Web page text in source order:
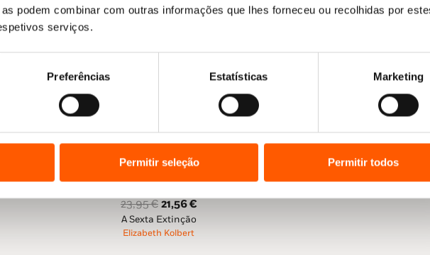
podem combinar com outras informações que lhes forneceu ou recolhidas por
serviços.
Preferências Estatísticas Marketing
Permitir seleção Permitir todos
23,95€ O
preço
original
21,56€O
preço
A Sexta Extinção
Elizabeth Kolbert